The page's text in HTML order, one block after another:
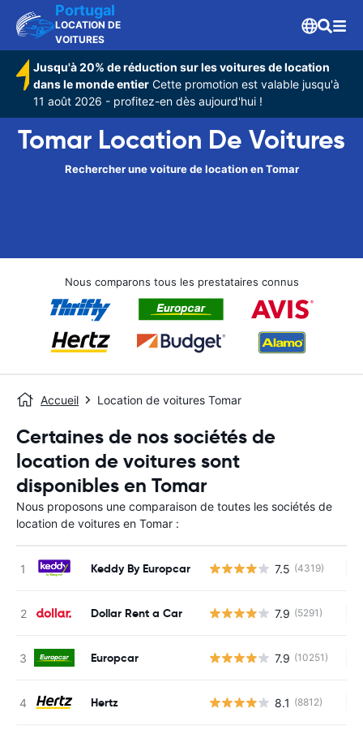
Portugal
LOCATION DE
VOITURES
Jusqu'à 20% de réduction sur les voitures de location
dans le monde entier Cette promotion est valable jusqu'à
11 août 2026 - profitez-en dès aujourd'hui !
Tomar Location De Voitures
Rechercher une voiture de location en Tomar
Nous comparons tous les prestataires connus
Accueil Location de voitures Tomar
Certaines de nos sociétés de
location de voitures sont
disponibles en Tomar
Nous proposons une comparaison de toutes les sociétés de
location de voitures en Tomar :
Keddy By Europcar 7.5 (4319)
Dollar Rent a Car 7.9 (5291)
Europcar 7.9 (10251)
Hertz 8.1 (8812)